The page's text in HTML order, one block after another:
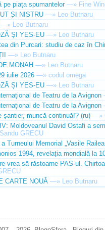
pe piața spumantelor —» Fine
ȘI NISTRU —» Leo Butnaru
—» Leo Butnaru
ȘI YES-EU —» Leo Butnaru
din Purcari: studiu de caz în
—» Leo Butnaru
MONAH —» Leo Butnaru
iulie 2026 —» codul omega
ȘI YES-EU —» Leo Butnaru
de Teatru de la Avignon
de Teatru de la Avignon
șantier, muncă continuă!? (ru) —»
Moldoveanul David Ostafi a
Sandu GRECU
Turneului Memorial „Vasile
1994, revelația mondială la
vrea să răstoarne PAS-ul.
CARTE NOUĂ —» Leo Butnaru